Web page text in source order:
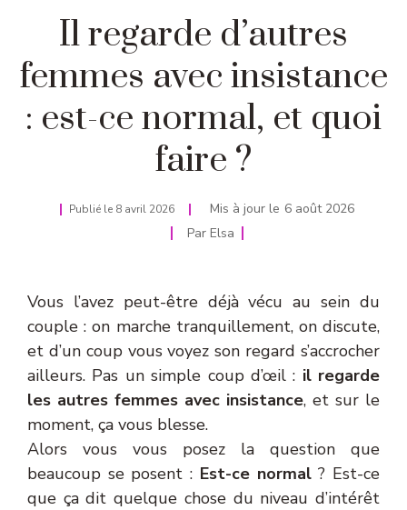
Il regarde d’autres
femmes avec insistance
: est-ce normal, et quoi
faire ?
Publié le 8 avril 2026 Mis à jour le 6 août 2026
Par Elsa
Vous l’avez peut-être déjà vécu au sein du
couple : on marche tranquillement, on discute,
et d’un coup vous voyez son regard s’accrocher
ailleurs. Pas un simple coup d’œil : il regarde
les autres femmes avec insistance, et sur le
moment, ça vous blesse.
Alors vous vous posez la question que
beaucoup se posent : Est-ce normal? Est-ce
que ça dit quelque chose du niveau d’intérêt